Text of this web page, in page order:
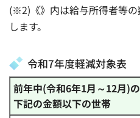
(※2)《》内は給与所得者等
します。
令和7年度軽減対象表
前年中(令和6年1月～12月)
下記の金額以下の世帯